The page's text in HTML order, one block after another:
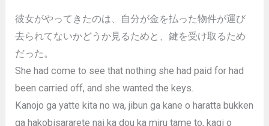
彼女がやってきたのは、自分が金を払った物件が運び
去られてないかどうか見るためと、鍵を受け取るため
だった。
She had come to see that nothing she had paid for had
been carried off, and she wanted the keys.
Kanojo ga yatte kita no wa, jibun ga kane o haratta bukken
ga hakobisararete nai ka dou ka miru tame to, kagi o